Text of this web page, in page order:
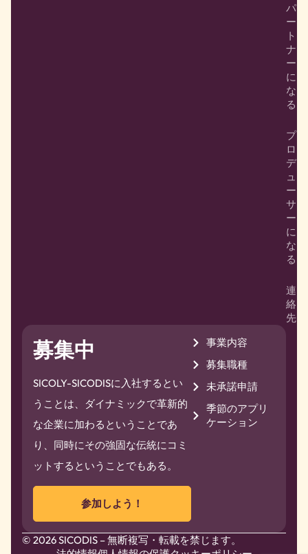
パ
ー
ト
ナ
ー
に
な
る
プ
ロ
デ
ュ
ー
サ
ー
に
な
る
連
絡
先
募集中
SICOLY-SICODISに入社するとい
うことは、ダイナミックで革新的
な企業に加わるということであ
り、同時にその強固な伝統にコミ
ットするということでもある。
参加しよう！
事業内容
募集職種
未承諾申請
季節のアプリ
ケーション
© 2026 SICODIS – 無断複写・転載を禁じます。